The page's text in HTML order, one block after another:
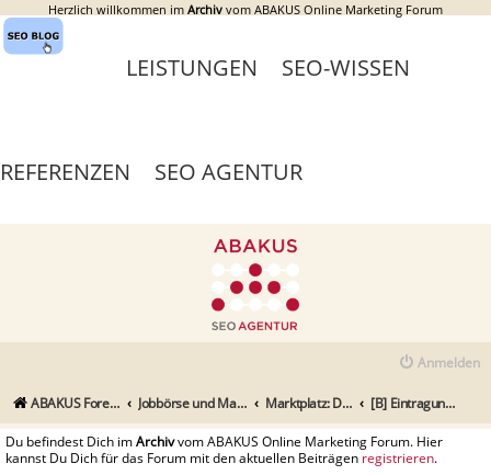
Herzlich willkommen im Archiv vom ABAKUS Online Marketing Forum
LEISTUNGEN SEO-WISSEN
REFERENZEN SEO AGENTUR
Anmelden
ABAKUS Foren-Übersicht Jobbörse und Marktplatz Marktplatz: Dienstleistungen [B] Eintragungen in Social Bookmarking Portale
Du befindest Dich imArchivvom ABAKUS Online Marketing Forum. Hier
kannst Du Dich für das Forum mit den aktuellen Beiträgen registrieren.